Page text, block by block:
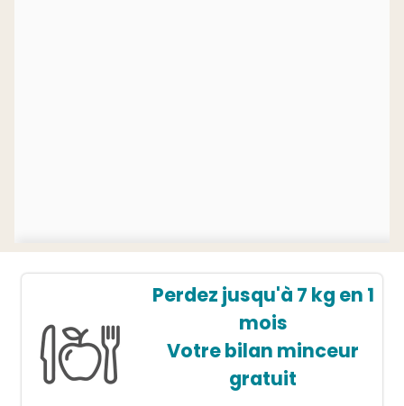
Perdez jusqu'à 7 kg en 1
mois
Votre bilan minceur
gratuit